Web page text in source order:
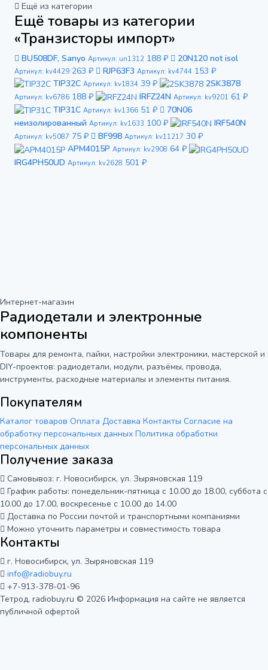
Ещё из категории
Ещё товары из категории
«Транзисторы импорт»
BU508DF, Sanyo Артикул: un1312 188 ₽ 20N120 not isol
Артикул: kv4429 263 ₽ RJP63F3 Артикул: kv4744 153 ₽
TIP32C Артикул: kv1834 39 ₽ 2SK3878
Артикул: kv6786 188 ₽ IRFZ24N Артикул: kv9201 61 ₽
TIP31C Артикул: kv1366 51 ₽
70N06
неизолированный Артикул: kv1633 100 ₽ IRF540N
Артикул: kv5087 75 ₽ BF998 Артикул: kv11217 30 ₽
APM4015P Артикул: kv2908 64 ₽
IRG4PH50UD Артикул: kv2628 501 ₽
Интернет-магазин
Радиодетали и электронные
компоненты
Товары для ремонта, пайки, настройки электроники, мастерской и
DIY-проектов: радиодетали, модули, разъёмы, провода,
инструменты, расходные материалы и элементы питания.
Покупателям
Каталог товаров Оплата Доставка Контакты Согласие на
обработку персональных данных Политика обработки
персональных данных
Получение заказа
Самовывоз: г. Новосибирск, ул. Зыряновская 119
График работы: понедельник-пятница с 10.00 до 18.00, суббота с
10.00 до 17.00, воскресенье с 10.00 до 14.00
Доставка по России почтой и транспортными компаниями
Можно уточнить параметры и совместимость товара
Контакты
г. Новосибирск, ул. Зыряновская 119
info@radiobuy.ru
+7-913-378-01-96
Тетрод, radiobuy.ru © 2026 Информация на сайте не является
публичной офертой